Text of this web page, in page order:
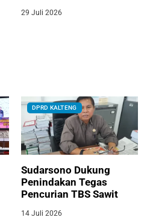
29 Juli 2026
DPRD KALTENG
Sudarsono Dukung
Penindakan Tegas
Pencurian TBS Sawit
14 Juli 2026